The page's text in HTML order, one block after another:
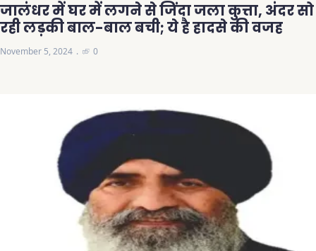
जालंधर में घर में लगने से जिंदा जला कुत्ता, अंदर सो
रही लड़की बाल-बाल बची; ये है हादसे की वजह
November 5, 2024 0